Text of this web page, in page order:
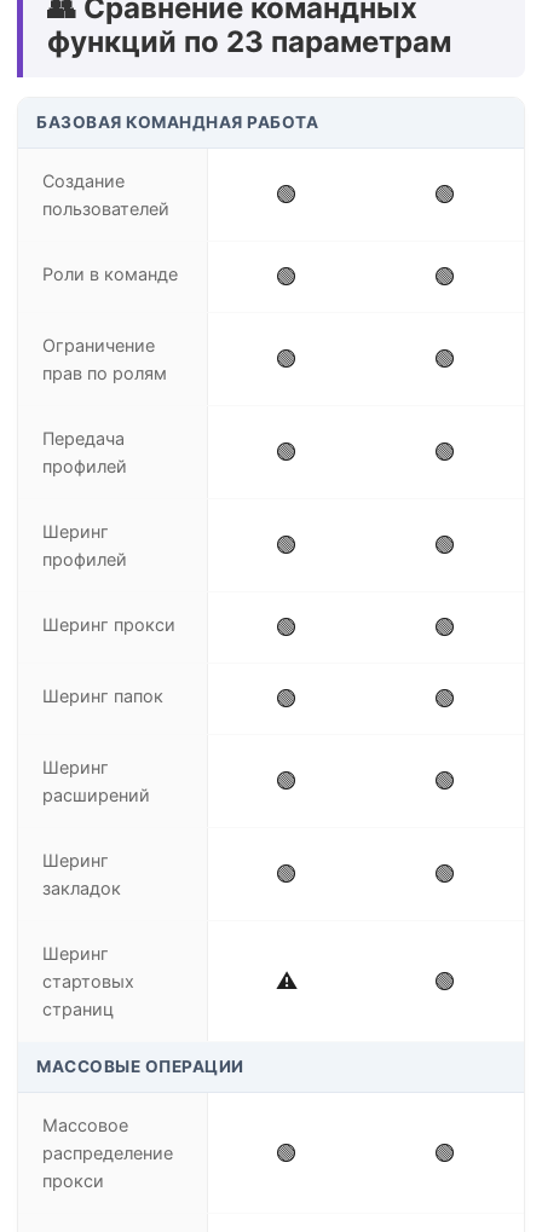
👥 Сравнение командных
функций по 23 параметрам
БАЗОВАЯ КОМАНДНАЯ РАБОТА
Создание
пользователей
🟢 🟢
Роли в команде 🟢 🟢
Ограничение
прав по ролям
🟢 🟢
Передача
профилей
🟢 🟢
Шеринг
профилей
🟢 🟢
Шеринг прокси 🟢 🟢
Шеринг папок 🟢 🟢
Шеринг
расширений
🟢 🟢
Шеринг
закладок
🟢 🟢
Шеринг
стартовых
страниц
⚠️ 🟢
МАССОВЫЕ ОПЕРАЦИИ
Массовое
распределение
прокси
🟢 🟢